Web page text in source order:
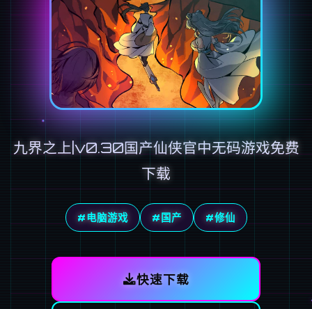
九界之上|v0.30国产仙侠官中无码游戏免费
下载
#电脑游戏 #国产 #修仙
快速下载